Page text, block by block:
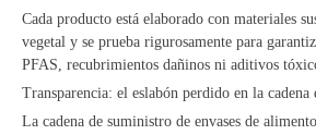
Cada producto está elaborado con materiales
vegetal y se prueba rigurosamente para
PFAS, recubrimientos dañinos ni aditivos
Transparencia: el eslabón perdido en la cadena
La cadena de suministro de envases de